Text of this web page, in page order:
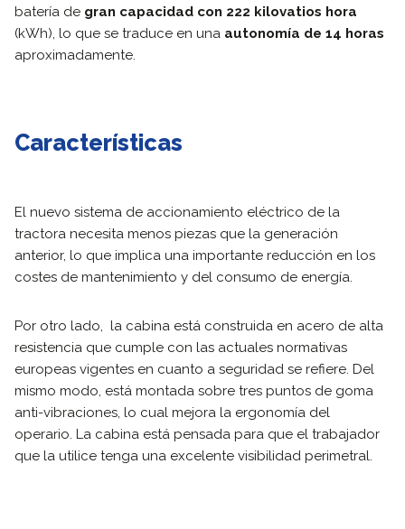
batería de gran capacidad con 222 kilovatios hora
(kWh), lo que se traduce en una autonomía de 14 horas
aproximadamente.
Características
El nuevo sistema de accionamiento eléctrico de la
tractora necesita menos piezas que la generación
anterior, lo que implica una importante reducción en los
costes de mantenimiento y del consumo de energía.
Por otro lado, la cabina está construida en acero de alta
resistencia que cumple con las actuales normativas
europeas vigentes en cuanto a seguridad se refiere. Del
mismo modo, está montada sobre tres puntos de goma
anti-vibraciones, lo cual mejora la ergonomía del
operario. La cabina está pensada para que el trabajador
que la utilice tenga una excelente visibilidad perimetral.